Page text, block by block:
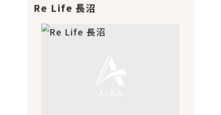
Re Life 長沼